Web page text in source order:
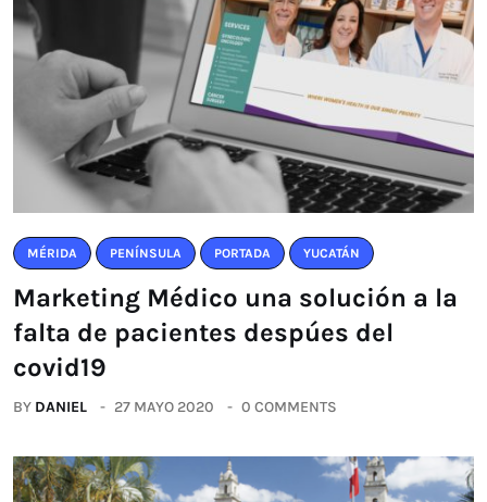
MÉRIDA PENÍNSULA PORTADA YUCATÁN
Marketing Médico una solución a la
falta de pacientes despúes del
covid19
BY DANIEL 27 MAYO 2020 0 COMMENTS